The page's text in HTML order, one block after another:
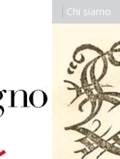
Chi siamo